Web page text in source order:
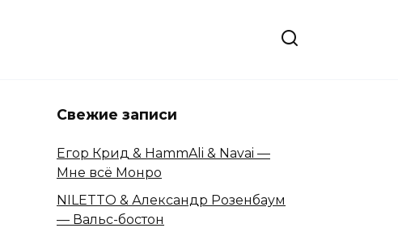
Свежие записи
Егор Крид & HammAli & Navai —
Мне всё Монро
NILETTO & Александр Розенбаум
— Вальс-бостон